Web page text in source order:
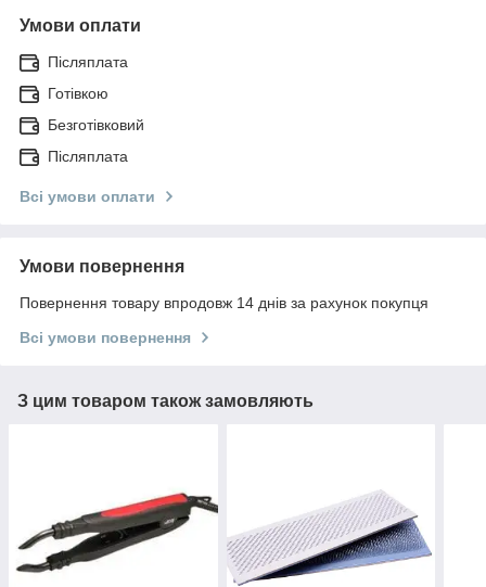
Умови оплати
Післяплата
Готівкою
Безготівковий
Післяплата
Всі умови оплати
Умови повернення
Повернення товару впродовж 14 днів за рахунок покупця
Всі умови повернення
З цим товаром також замовляють